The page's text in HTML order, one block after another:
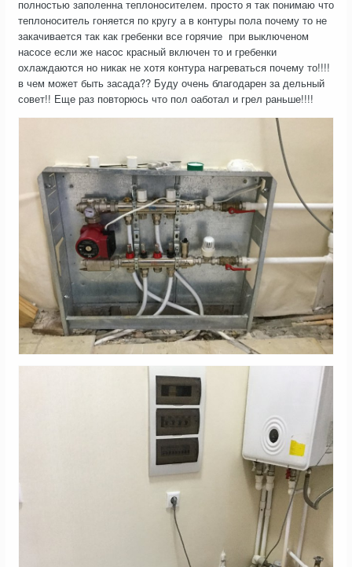
полностью заполенна теплоносителем. просто я так понимаю что
теплоноситель гоняется по кругу а в контуры пола почему то не
закачивается так как гребенки все горячие при выключеном
насосе если же насос красный включен то и гребенки
охлаждаются но никак не хотя контура нагреваться почему то!!!!
в чем может быть засада?? Буду очень благодарен за дельный
совет!! Еще раз повторюсь что пол оаботал и грел раньше!!!!